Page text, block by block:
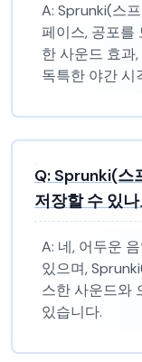
A: Sprunki(스
페이스, 공포를
한 사운드 효과
독특한 야간 시
Q: Sprunki(스
저장할 수 있
A: 네, 어두운
있으며,
스한 사운드와
있습니다.